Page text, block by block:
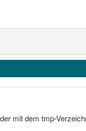
mit dem tmp-